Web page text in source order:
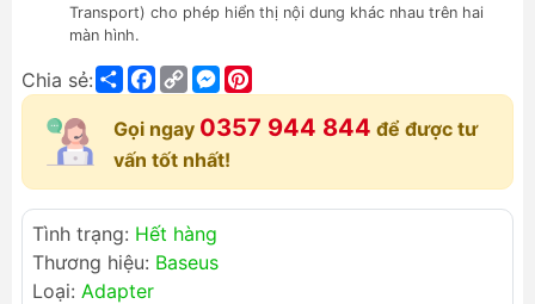
Transport) cho phép hiển thị nội dung khác nhau trên hai
màn hình.
Chia sẻ: ShareFacebook
Copy
Link
Messenger
Gọi ngay 0357 944 844 để được tư
vấn tốt nhất!
Tình trạng: Hết hàng
Thương hiệu: Baseus
Loại: Adapter